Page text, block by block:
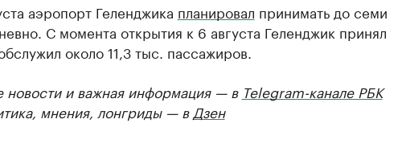
аэропорт Геленджика планировал принимать до семи
С момента открытия к 6 августа Геленджик принял
около 11,3 тыс. пассажиров.
новости и важная информация — в Telegram-канале РБК
мнения, лонгриды — в Дзен